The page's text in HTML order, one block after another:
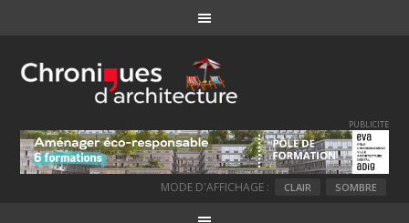
PUBLICITE
MODE D'AFFICHAGE : CLAIR SOMBRE